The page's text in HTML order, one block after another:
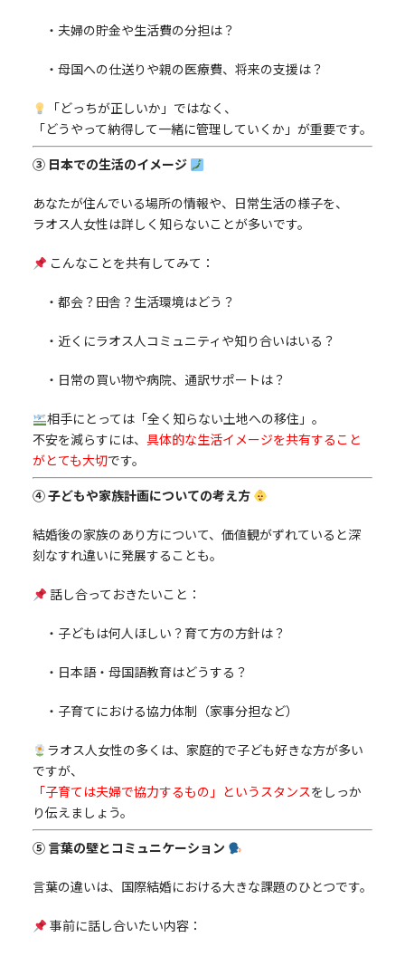
・夫婦の貯金や生活費の分担は？
・母国への仕送りや親の医療費、将来の支援は？
「どっちが正しいか」ではなく、
「どうやって納得して一緒に管理していくか」が重要です。
③ 日本での生活のイメージ
あなたが住んでいる場所の情報や、日常生活の様子を、
ラオス人女性は詳しく知らないことが多いです。
こんなことを共有してみて：
・都会？田舎？生活環境はどう？
・近くにラオス人コミュニティや知り合いはいる？
・日常の買い物や病院、通訳サポートは？
相手にとっては「全く知らない土地への移住」。
不安を減らすには、 具体的な生活イメージを共有すること
がとても大切です。
④ 子どもや家族計画についての考え方
結婚後の家族のあり方について、価値観がずれていると深
刻なすれ違いに発展することも。
話し合っておきたいこと：
・子どもは何人ほしい？育て方の方針は？
・日本語・母国語教育はどうする？
・子育てにおける協力体制（家事分担など）
ラオス人女性の多くは、家庭的で子ども好きな方が多い
ですが、
「子育ては夫婦で協力するもの」というスタンスをしっか
り伝えましょう。
⑤ 言葉の壁とコミュニケーション
言葉の違いは、国際結婚における大きな課題のひとつです。
事前に話し合いたい内容：